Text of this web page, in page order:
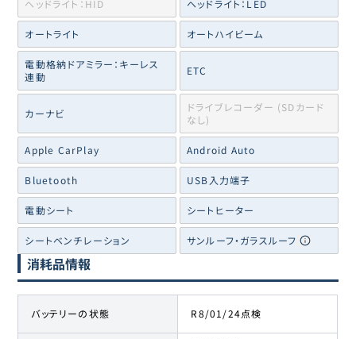
ヘッドライト：HID ヘッドライト：LED
オートライト オートハイビーム
電動格納ドアミラー：キーレス
連動
ETC
カーナビ
ドライブレコーダー (SDカード
なし)
Apple CarPlay Android Auto
Bluetooth USB入力端子
電動シート シートヒーター
シートベンチレーション サンルーフ・ガラスルーフ
消耗品情報
バッテリーの状態 R8/01/24点検